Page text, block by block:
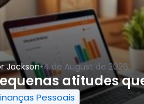
Jackson•4 de August de 2026
atitudes
Pessoais